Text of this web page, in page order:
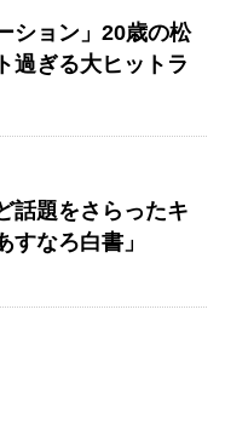
ション」20歳の松
過ぎる大ヒットラ
話題をさらったキ
すなろ白書」